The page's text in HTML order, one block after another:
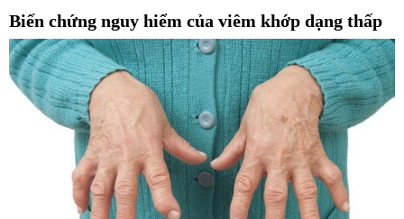
Biến chứng nguy hiểm của viêm khớp dạng thấp